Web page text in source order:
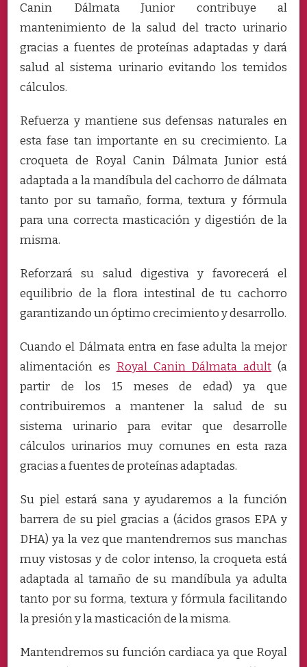
Canin Dálmata Junior contribuye al
mantenimiento de la salud del tracto urinario
gracias a fuentes de proteínas adaptadas y dará
salud al sistema urinario evitando los temidos
cálculos.
Refuerza y mantiene sus defensas naturales en
esta fase tan importante en su crecimiento. La
croqueta de Royal Canin Dálmata Junior está
adaptada a la mandíbula del cachorro de dálmata
tanto por su tamaño, forma, textura y fórmula
para una correcta masticación y digestión de la
misma.
Reforzará su salud digestiva y favorecerá el
equilibrio de la flora intestinal de tu cachorro
garantizando un óptimo crecimiento y desarrollo.
Cuando el Dálmata entra en fase adulta la mejor
alimentación es Royal Canin Dálmata adult (a
partir de los 15 meses de edad) ya que
contribuiremos a mantener la salud de su
sistema urinario para evitar que desarrolle
cálculos urinarios muy comunes en esta raza
gracias a fuentes de proteínas adaptadas.
Su piel estará sana y ayudaremos a la función
barrera de su piel gracias a (ácidos grasos EPA y
DHA) ya la vez que mantendremos sus manchas
muy vistosas y de color intenso, la croqueta está
adaptada al tamaño de su mandíbula ya adulta
tanto por su forma, textura y fórmula facilitando
la presión y la masticación de la misma.
Mantendremos su función cardiaca ya que Royal